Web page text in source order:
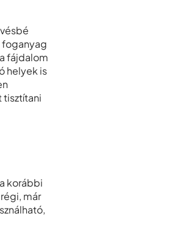
foganyag
fájdalom
helyek is
tisztítani
korábbi
már